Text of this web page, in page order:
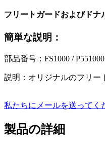
フリートガードおよびドナ
簡単な説明：
部品番号：FS1000 / P551000
説明：オリジナルのフリー
私たちにメールを送ってく
製品の詳細